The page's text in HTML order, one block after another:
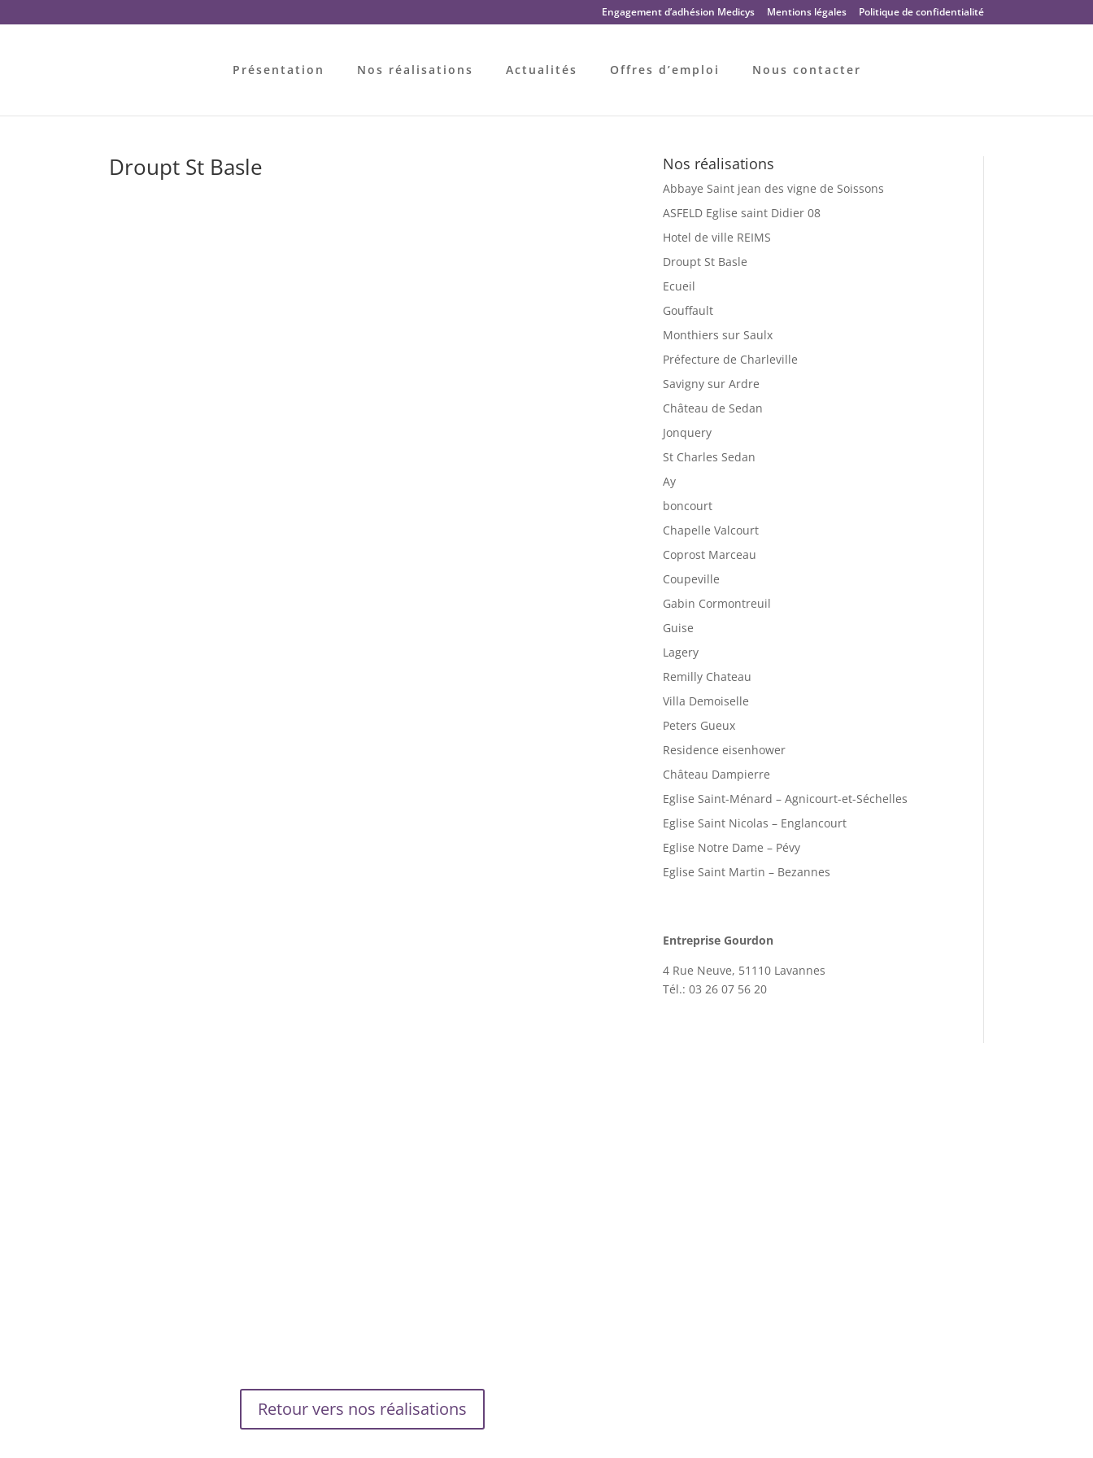
Engagement d’adhésion Medicys Mentions légales Politique de confidentialité
Présentation Nos réalisations Actualités Offres d’emploi Nous contacter
Droupt St Basle
Retour vers nos réalisations
Nos réalisations
Abbaye Saint jean des vigne de Soissons
ASFELD Eglise saint Didier 08
Hotel de ville REIMS
Droupt St Basle
Ecueil
Gouffault
Monthiers sur Saulx
Préfecture de Charleville
Savigny sur Ardre
Château de Sedan
Jonquery
St Charles Sedan
Ay
boncourt
Chapelle Valcourt
Coprost Marceau
Coupeville
Gabin Cormontreuil
Guise
Lagery
Remilly Chateau
Villa Demoiselle
Peters Gueux
Residence eisenhower
Château Dampierre
Eglise Saint-Ménard – Agnicourt-et-Séchelles
Eglise Saint Nicolas – Englancourt
Eglise Notre Dame – Pévy
Eglise Saint Martin – Bezannes
Entreprise Gourdon
4 Rue Neuve, 51110 Lavannes
Tél.: 03 26 07 56 20